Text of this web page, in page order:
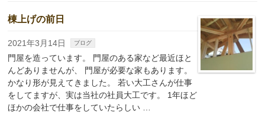
棟上げの前日
2021年3月14日 ブログ
門屋を造っています。 門屋のある家など最近ほと
んどありませんが、 門屋が必要な家もあります。
かなり形が見えてきました。 若い大工さんが仕事
をしてますが、実は当社の社員大工です。 1年ほど
ほかの会社で仕事をしていたらしい …